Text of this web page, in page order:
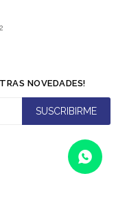
NOVEDADES!
SUSCRIBIRME